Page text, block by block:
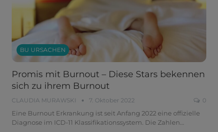
BU URSACHEN
Promis mit Burnout – Diese Stars bekennen
sich zu ihrem Burnout
CLAUDIA MURAWSKI 7. Oktober 2022 0
Eine Burnout Erkrankung ist seit Anfang 2022 eine offizielle
Diagnose im ICD-11 Klassifikationssystem. Die Zahlen